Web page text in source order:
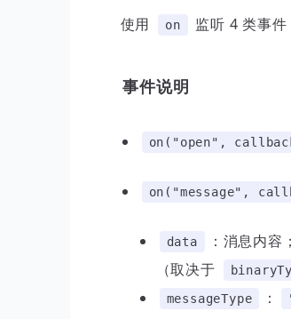
使用 on 监听 4 类事件
事件说明
on("open",
on("message",
data ：消息内容
（取决于
messageType ：